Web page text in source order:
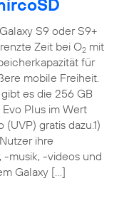
S9 oder S9+
Zeit bei O2mit
für
mobile Freiheit.
es die 256 GB
Plus im Wert
(UVP) gratis dazu.1)
ihre
-musik, -videos und
Galaxy […]